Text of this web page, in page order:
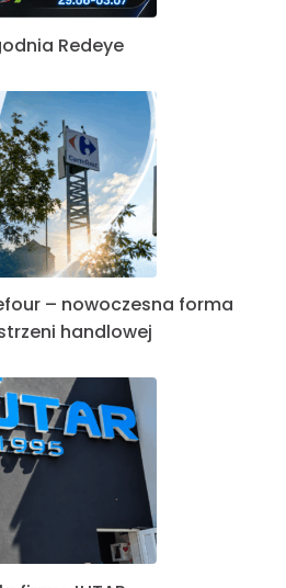
Redeye
– nowoczesna forma
handlowej